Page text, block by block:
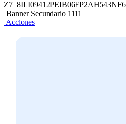
Z7_8ILI09412PEIB06FP2AH543NF6
Banner Secundario 1111
Acciones